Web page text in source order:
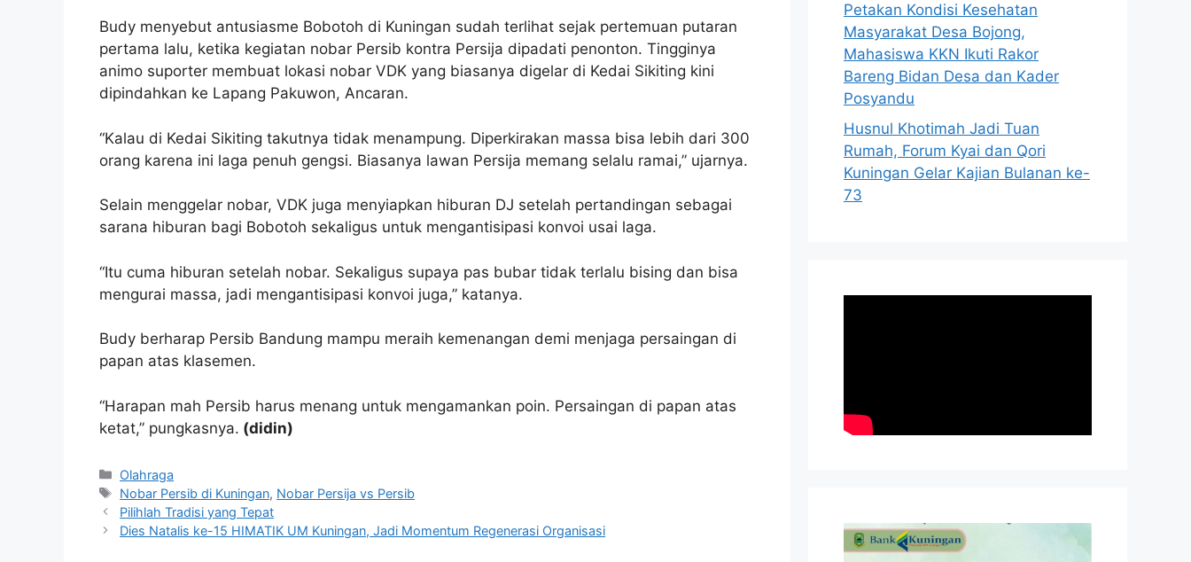
Budy menyebut antusiasme Bobotoh di Kuningan sudah terlihat sejak pertemuan putaran
pertama lalu, ketika kegiatan nobar Persib kontra Persija dipadati penonton. Tingginya
animo suporter membuat lokasi nobar VDK yang biasanya digelar di Kedai Sikiting kini
dipindahkan ke Lapang Pakuwon, Ancaran.
“Kalau di Kedai Sikiting takutnya tidak menampung. Diperkirakan massa bisa lebih dari 300
orang karena ini laga penuh gengsi. Biasanya lawan Persija memang selalu ramai,” ujarnya.
Selain menggelar nobar, VDK juga menyiapkan hiburan DJ setelah pertandingan sebagai
sarana hiburan bagi Bobotoh sekaligus untuk mengantisipasi konvoi usai laga.
“Itu cuma hiburan setelah nobar. Sekaligus supaya pas bubar tidak terlalu bising dan bisa
mengurai massa, jadi mengantisipasi konvoi juga,” katanya.
Budy berharap Persib Bandung mampu meraih kemenangan demi menjaga persaingan di
papan atas klasemen.
“Harapan mah Persib harus menang untuk mengamankan poin. Persaingan di papan atas
ketat,” pungkasnya. (didin)
Kategori
Olahraga
Tag
Nobar Persib di Kuningan, Nobar Persija vs Persib
Pilihlah Tradisi yang Tepat
Dies Natalis ke-15 HIMATIK UM Kuningan, Jadi Momentum Regenerasi Organisasi
Petakan Kondisi Kesehatan
Masyarakat Desa Bojong,
Mahasiswa KKN Ikuti Rakor
Bareng Bidan Desa dan Kader
Posyandu
Husnul Khotimah Jadi Tuan
Rumah, Forum Kyai dan Qori
Kuningan Gelar Kajian Bulanan ke-
73